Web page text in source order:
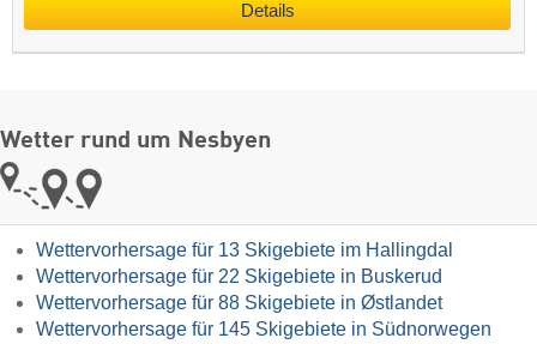
Details
Wetter rund um Nesbyen
Wettervorhersage für 13 Skigebiete im Hallingdal
Wettervorhersage für 22 Skigebiete in Buskerud
Wettervorhersage für 88 Skigebiete in Østlandet
Wettervorhersage für 145 Skigebiete in Südnorwegen